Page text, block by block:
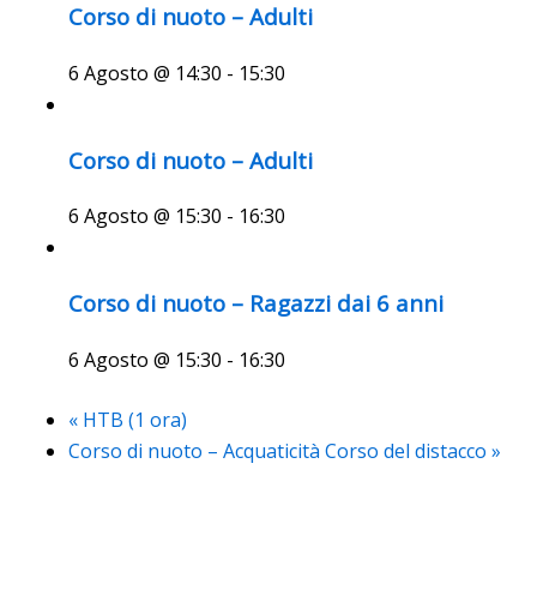
Corso di nuoto – Adulti
6 Agosto @ 14:30 - 15:30
Corso di nuoto – Adulti
6 Agosto @ 15:30 - 16:30
Corso di nuoto – Ragazzi dai 6 anni
6 Agosto @ 15:30 - 16:30
«HTB (1 ora)
Corso di nuoto – Acquaticità Corso del distacco »